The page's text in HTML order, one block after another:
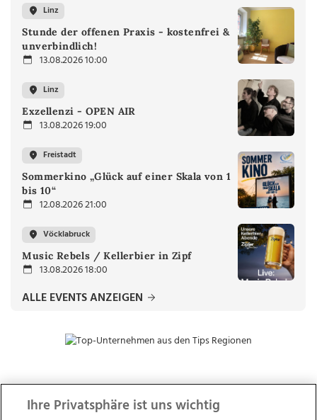
Linz
Stunde der offenen Praxis - kostenfrei &
unverbindlich!
13.08.2026 10:00
Linz
Exzellenzi - OPEN AIR
13.08.2026 19:00
Freistadt
Sommerkino „Glück auf einer Skala von 1
bis 10“
12.08.2026 21:00
Vöcklabruck
Music Rebels / Kellerbier in Zipf
13.08.2026 18:00
ALLE EVENTS ANZEIGEN
ZUR NACHRICHTENÜBERSICHT
Ihre Privatsphäre ist uns wichtig